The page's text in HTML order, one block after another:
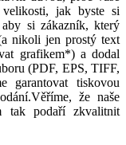
velikosti, jak byste si
si zákazník, který
nikoli jen prostý text
grafikem*) a dodal
(PDF, EPS, TIFF,
garantovat tiskovou
že naše
tak podaří zkvalitnit